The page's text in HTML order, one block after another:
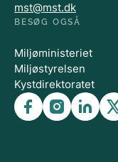
mst@mst.dk
BESØG OGSÅ
Miljøministeriet
Miljøstyrelsen
Kystdirektoratet